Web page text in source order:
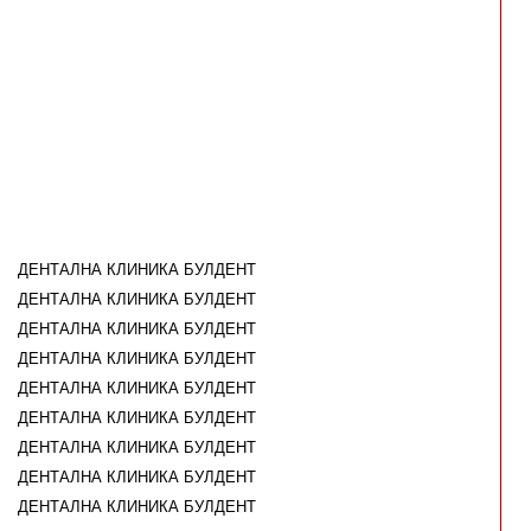
ДЕНТАЛНА КЛИНИКА БУЛДЕНТ
ДЕНТАЛНА КЛИНИКА БУЛДЕНТ
ДЕНТАЛНА КЛИНИКА БУЛДЕНТ
ДЕНТАЛНА КЛИНИКА БУЛДЕНТ
ДЕНТАЛНА КЛИНИКА БУЛДЕНТ
ДЕНТАЛНА КЛИНИКА БУЛДЕНТ
ДЕНТАЛНА КЛИНИКА БУЛДЕНТ
ДЕНТАЛНА КЛИНИКА БУЛДЕНТ
ДЕНТАЛНА КЛИНИКА БУЛДЕНТ